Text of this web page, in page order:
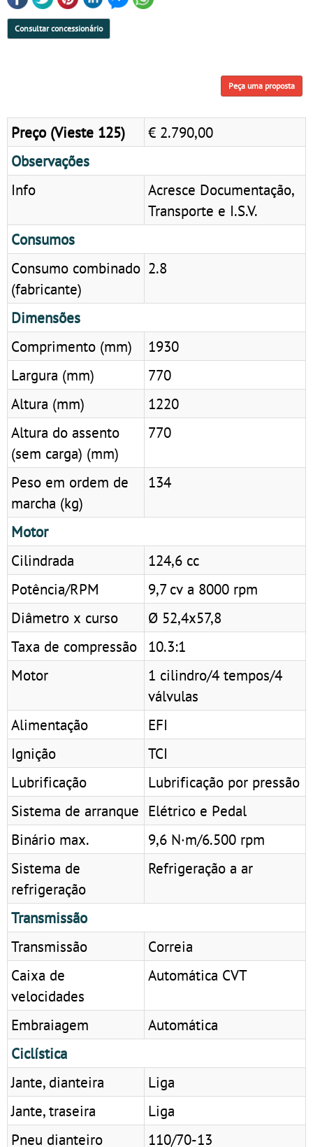
Consultar concessionário
Peça uma proposta
Preço (Vieste 125)
€ 2.790,00
Observações
Info
Acresce Documentação,
Transporte e I.S.V.
Consumos
Consumo combinado
(fabricante)
2.8
Dimensões
Comprimento (mm)
1930
Largura (mm)
770
Altura (mm)
1220
Altura do assento
(sem carga) (mm)
770
Peso em ordem de
marcha (kg)
134
Motor
Cilindrada
124,6 cc
Potência/RPM
9,7 cv a 8000 rpm
Diâmetro x curso
Ø 52,4x57,8
Taxa de compressão
10.3:1
Motor
1 cilindro/4 tempos/4
válvulas
Alimentação
EFI
Ignição
TCI
Lubrificação
Lubrificação por pressão
Sistema de arranque Elétrico e Pedal
Binário max.
9,6 N·m/6.500 rpm
Sistema de
refrigeração
Refrigeração a ar
Transmissão
Transmissão
Correia
Caixa de
velocidades
Automática CVT
Embraiagem
Automática
Ciclística
Jante, dianteira
Liga
Jante, traseira
Liga
Pneu dianteiro
110/70-13